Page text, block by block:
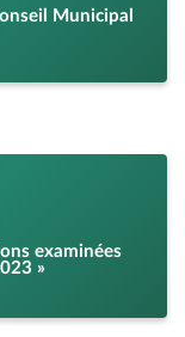
Municipal
examinées
»